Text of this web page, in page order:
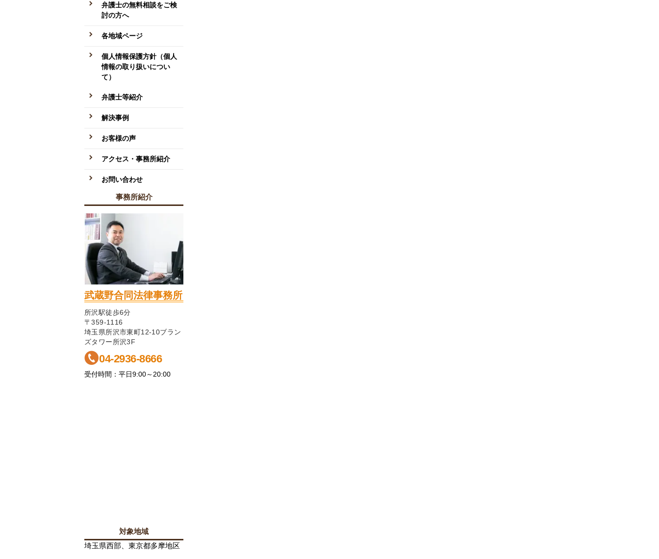
弁護士の無料相談をご検
討の方へ
各地域ページ
個人情報保護方針（個人
情報の取り扱いについ
て）
弁護士等紹介
解決事例
お客様の声
アクセス・事務所紹介
お問い合わせ
事務所紹介
武蔵野合同法律事務所
所沢駅徒歩6分
〒359-1116
埼玉県所沢市東町12-10ブラン
ズタワー所沢3F
04-2936-8666
受付時間：平日9:00～20:00
対象地域
埼玉県西部、東京都多摩地区